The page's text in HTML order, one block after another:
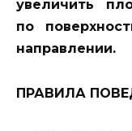
увеличить
по
направлении.
ПРАВИЛА